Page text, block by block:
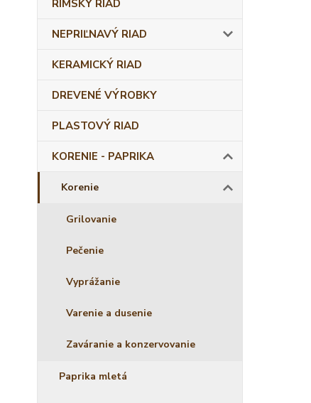
RÍMSKY RIAD
NEPRIĽNAVÝ RIAD
KERAMICKÝ RIAD
DREVENÉ VÝROBKY
PLASTOVÝ RIAD
KORENIE - PAPRIKA
Korenie
Grilovanie
Pečenie
Vyprážanie
Varenie a dusenie
Zaváranie a konzervovanie
Paprika mletá